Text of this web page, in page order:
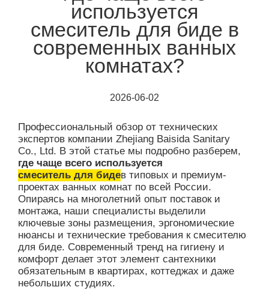
используется
смеситель для биде в
современных ванных
комнатах?
2026-06-02
Профессиональный обзор от технических
экспертов компании Zhejiang Baisida Sanitary
Co., Ltd. В этой статье мы подробно разберем,
где чаще всего используется
смеситель для бидев типовых и премиум-
проектах ванных комнат по всей России.
Опираясь на многолетний опыт поставок и
монтажа, наши специалисты выделили
ключевые зоны размещения, эргономические
нюансы и технические требования к смесителю
для биде. Современный тренд на гигиену и
комфорт делает этот элемент сантехники
обязательным в квартирах, коттеджах и даже
небольших студиях.